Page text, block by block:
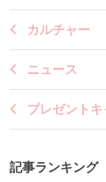
カルチャー
ニュース
プレゼント
記事ランキング